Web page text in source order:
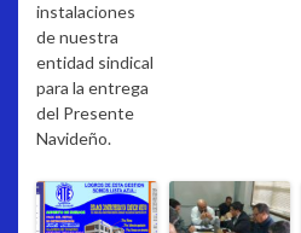
instalaciones
de nuestra
entidad sindical
para la entrega
del Presente
Navideño.